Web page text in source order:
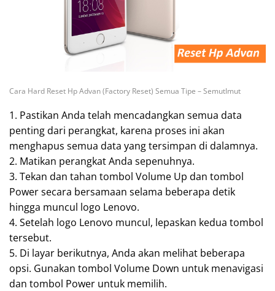
Cara Hard Reset Hp Advan (Factory Reset) Semua Tipe – SemutImut
1. Pastikan Anda telah mencadangkan semua data
penting dari perangkat, karena proses ini akan
menghapus semua data yang tersimpan di dalamnya.
2. Matikan perangkat Anda sepenuhnya.
3. Tekan dan tahan tombol Volume Up dan tombol
Power secara bersamaan selama beberapa detik
hingga muncul logo Lenovo.
4. Setelah logo Lenovo muncul, lepaskan kedua tombol
tersebut.
5. Di layar berikutnya, Anda akan melihat beberapa
opsi. Gunakan tombol Volume Down untuk menavigasi
dan tombol Power untuk memilih.